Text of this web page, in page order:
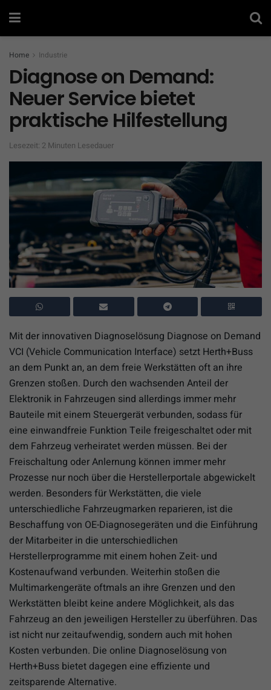
Home Industrie
Diagnose on Demand:
Neuer Service bietet
praktische Hilfestellung
Lesezeit: 2 Minuten Lesedauer
Mit der innovativen Diagnoselösung Diagnose on Demand
VCI (Vehicle Communication Interface) setzt Herth+Buss
an dem Punkt an, an dem freie Werkstätten oft an ihre
Grenzen stoßen. Durch den wachsenden Anteil der
Elektronik in Fahrzeugen sind allerdings immer mehr
Bauteile mit einem Steuergerät verbunden, sodass für
eine einwandfreie Funktion Teile freigeschaltet oder mit
dem Fahrzeug verheiratet werden müssen. Bei der
Freischaltung oder Anlernung können immer mehr
Prozesse nur noch über die Herstellerportale abgewickelt
werden. Besonders für Werkstätten, die viele
unterschiedliche Fahrzeugmarken reparieren, ist die
Beschaffung von OE-Diagnosegeräten und die Einführung
der Mitarbeiter in die unterschiedlichen
Herstellerprogramme mit einem hohen Zeit- und
Kostenaufwand verbunden. Weiterhin stoßen die
Multimarkengeräte oftmals an ihre Grenzen und den
Werkstätten bleibt keine andere Möglichkeit, als das
Fahrzeug an den jeweiligen Hersteller zu überführen. Das
ist nicht nur zeitaufwendig, sondern auch mit hohen
Kosten verbunden. Die online Diagnoselösung von
Herth+Buss bietet dagegen eine effiziente und
zeitsparende Alternative.